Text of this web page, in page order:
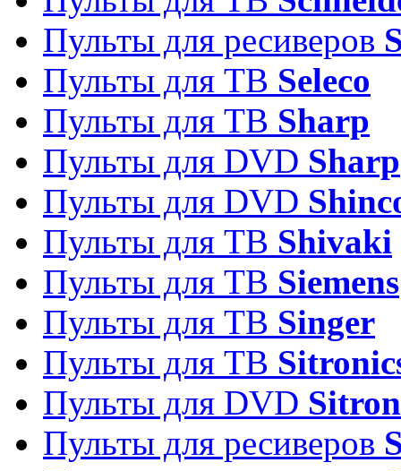
Пульты для ресиверов
Пульты для ТВ Seleco
Пульты для ТВ Sharp
Пульты для DVD Sharp
Пульты для DVD
Пульты для ТВ Shivaki
Пульты для ТВ Siemens
Пульты для ТВ Singer
Пульты для ТВ
Пульты для DVD
Пульты для ресиверов